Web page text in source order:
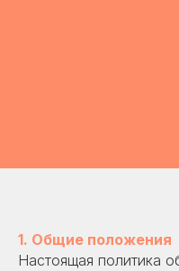
1. Общие положения
Настоящая политика